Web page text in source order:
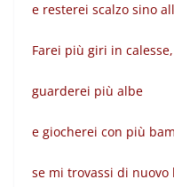
e resterei scalzo sino
Farei più giri in calesse,
guarderei più albe
e giocherei con più
se mi trovassi di nuovo